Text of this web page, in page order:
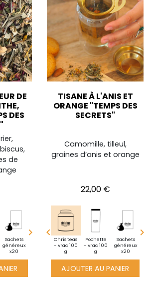
DE
DES
de
Sachets
généreux
x20
Découverte
- vrac 20 g
BoiteXXL
1 kg de thé
en vrac
Mini
pochette -
vrac 10g
Chris'teas
- vrac 100

TISANE À L'ANIS ET
ORANGE "TEMPS DES
SECRETS"
Camomille, tilleul,
graines d’anis et orange
Prix
22,00 €

pochette -
Chris'teas
- vrac 100
g
Pochette
- vrac 100
g
Sachets
généreux
x20

AJOUTER AU PANIER